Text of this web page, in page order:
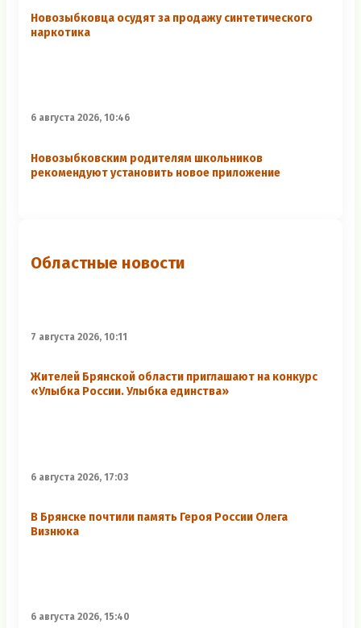
Новозыбковца осудят за продажу синтетического
наркотика
6 августа 2026, 10:46
Новозыбковским родителям школьников
рекомендуют установить новое приложение
Областные новости
7 августа 2026, 10:11
Жителей Брянской области приглашают на конкурс
«Улыбка России. Улыбка единства»
6 августа 2026, 17:03
В Брянске почтили память Героя России Олега
Визнюка
6 августа 2026, 15:40